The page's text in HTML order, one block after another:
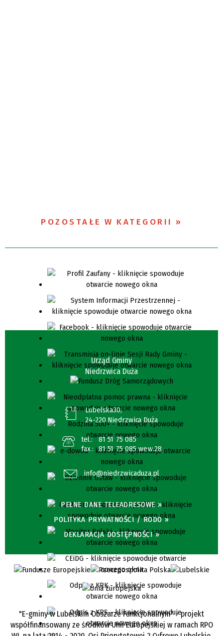
POZOSTAŁE W KATEGORII
Urząd Gminy
Niedrzwica Duża
Lubelska30,
24-220 Niedrzwica Duża
tel.:
81 51 75 085
fax.:
81 51 75 085 wew.28
info@niedrzwicaduza.pl
PEŁNE DANE TELEADRESOWE »
POLITYKA PRYWATNOŚCI / RODO »
DEKLARACJA DOSTĘPNOŚCI »
"E-gminy w Lubelskim Obszarze Funkcjonalnym" - projekt
współfinansowany ze środków Unii Europejskiej w ramach RPO